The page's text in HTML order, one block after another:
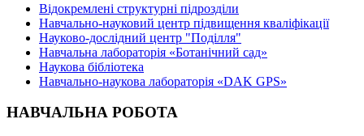
Відокремлені структурні підрозділи
Навчально-науковий центр підвищення кваліфікації
Науково-дослідний центр "Поділля"
Навчальна лабораторія «Ботанічний сад»
Наукова бібліотека
Навчально-наукова лабораторія «DAK GPS»
НАВЧАЛЬНА РОБОТА